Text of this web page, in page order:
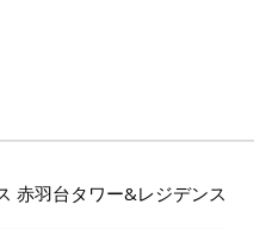
赤羽台タワー&レジデンス